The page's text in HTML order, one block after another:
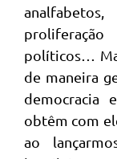
políticos…
de maneira
democracia
obtêm com
ao